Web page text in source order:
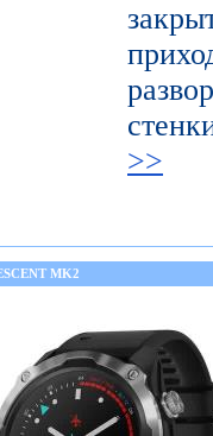
>>
MK2